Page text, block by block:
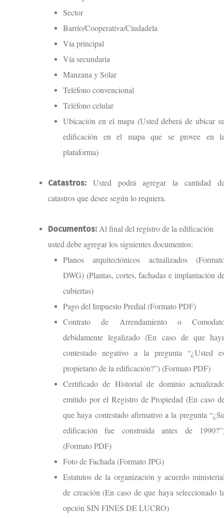
Sector
Barrio/Cooperativa/Ciudadela
Vía principal
Vía secundaria
Manzana y Solar
Teléfono convencional
Teléfono celular
Ubicación en el mapa (Usted deberá de ubicar
edificación en el mapa que se provee en
plataforma)
Catastros: Usted podrá agregar la cantidad
catastros que desee según lo requiera.
Documentos: Al final del registro de la edificación
usted debe agregar los siguientes documentos:
Planos arquitectónicos actualizados
DWG) (Plantas, cortes, fachadas e implantación
cubiertas)
Pago del Impuesto Predial (Formato PDF)
Contrato de Arrendamiento o
debidamente legalizado (En caso de que
contestado negativo a la pregunta “¿Usted
propietario de la edificación?”) (Formato PDF)
Certificado de Historial de dominio
emitido por el Registro de Propiedad (En caso
que haya contestado afirmativo a la pregunta
edificación fue construida antes de
(Formato PDF)
Foto de Fachada (Formato JPG)
Estatutos de la organización y acuerdo
de creación (En caso de que haya seleccionado
opción SIN FINES DE LUCRO)